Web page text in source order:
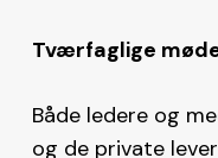
Tværfaglige
Både ledere og
og de private